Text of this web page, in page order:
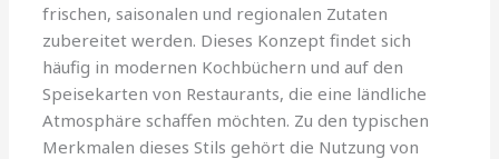
frischen, saisonalen und regionalen Zutaten
zubereitet werden. Dieses Konzept findet sich
häufig in modernen Kochbüchern und auf den
Speisekarten von Restaurants, die eine ländliche
Atmosphäre schaffen möchten. Zu den typischen
Merkmalen dieses Stils gehört die Nutzung von